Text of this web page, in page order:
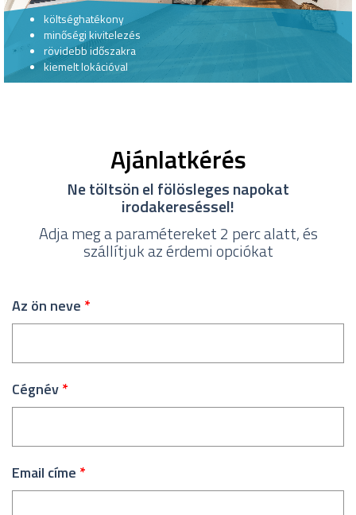
költséghatékony
minőségi kivitelezés
rövidebb időszakra
kiemelt lokációval
Ajánlatkérés
Ne töltsön el fölösleges napokat
irodakereséssel!
Adja meg a paramétereket 2 perc alatt, és
szállítjuk az érdemi opciókat
Az ön neve *
Cégnév*
Email címe *